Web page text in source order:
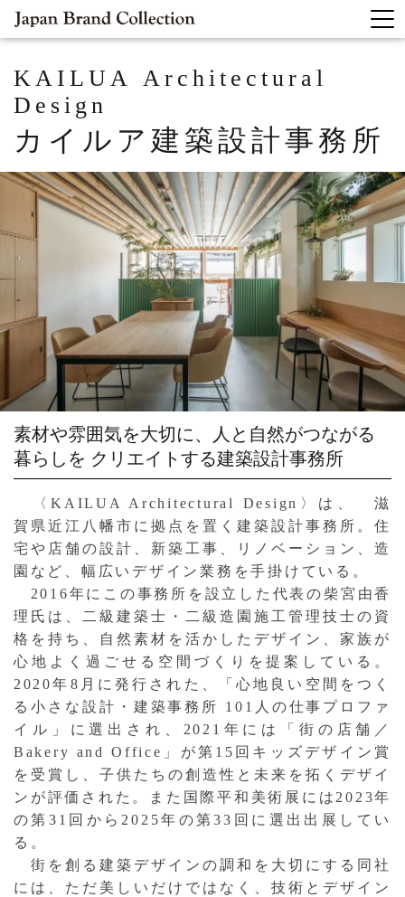
KAILUA Architectural
Design
カイルア建築設計事務所
素材や雰囲気を大切に、人と自然がつながる
暮らしを クリエイトする建築設計事務所
〈KAILUA Architectural Design〉は、 滋
賀県近江八幡市に拠点を置く建築設計事務所。住
宅や店舗の設計、新築工事、リノベーション、造
園など、幅広いデザイン業務を手掛けている。
2016年にこの事務所を設立した代表の柴宮由香
理氏は、二級建築士・二級造園施工管理技士の資
格を持ち、自然素材を活かしたデザイン、家族が
心地よく過ごせる空間づくりを提案している。
2020年8月に発行された、「心地良い空間をつく
る小さな設計・建築事務所 101人の仕事プロファ
イル」に選出され、2021年には「街の店舗／
Bakery and Office」が第15回キッズデザイン賞
を受賞し、子供たちの創造性と未来を拓くデザイ
ンが評価された。また国際平和美術展には2023年
の第31回から2025年の第33回に選出出展してい
る。
街を創る建築デザインの調和を大切にする同社
には、ただ美しいだけではなく、技術とデザイン